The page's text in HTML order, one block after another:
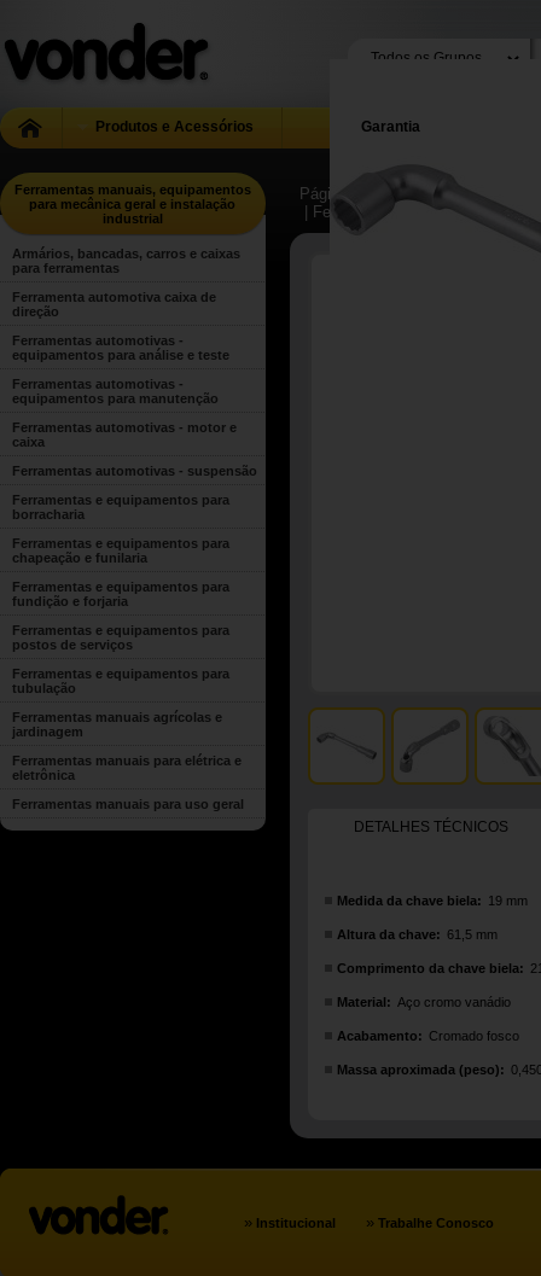
Produtos e Acessórios Garantia
Ferramentas manuais, equipamentos
para mecânica geral e instalação
industrial
Armários, bancadas, carros e caixas
para ferramentas
Ferramenta automotiva caixa de
direção
Ferramentas automotivas -
equipamentos para análise e teste
Ferramentas automotivas -
equipamentos para manutenção
Ferramentas automotivas - motor e
caixa
Ferramentas automotivas - suspensão
Ferramentas e equipamentos para
borracharia
Ferramentas e equipamentos para
chapeação e funilaria
Ferramentas e equipamentos para
fundição e forjaria
Ferramentas e equipamentos para
postos de serviços
Ferramentas e equipamentos para
tubulação
Ferramentas manuais agrícolas e
jardinagem
Ferramentas manuais para elétrica e
eletrônica
Ferramentas manuais para uso geral
Página Inicial
| Ferramentas
| Ferramentas manuais para uso
DETALHES TÉCNICOS
Medida da chave biela: 19 mm
Altura da chave: 61,5 mm
Comprimento da chave biela:
Material: Aço cromo vanádio
Acabamento: Cromado fosco
Massa aproximada (peso):
» Institucional » Trabalhe Conosco